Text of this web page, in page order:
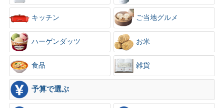
キッチン ご当地グルメ
ハーゲンダッツ お米
食品 雑貨
予算で選ぶ